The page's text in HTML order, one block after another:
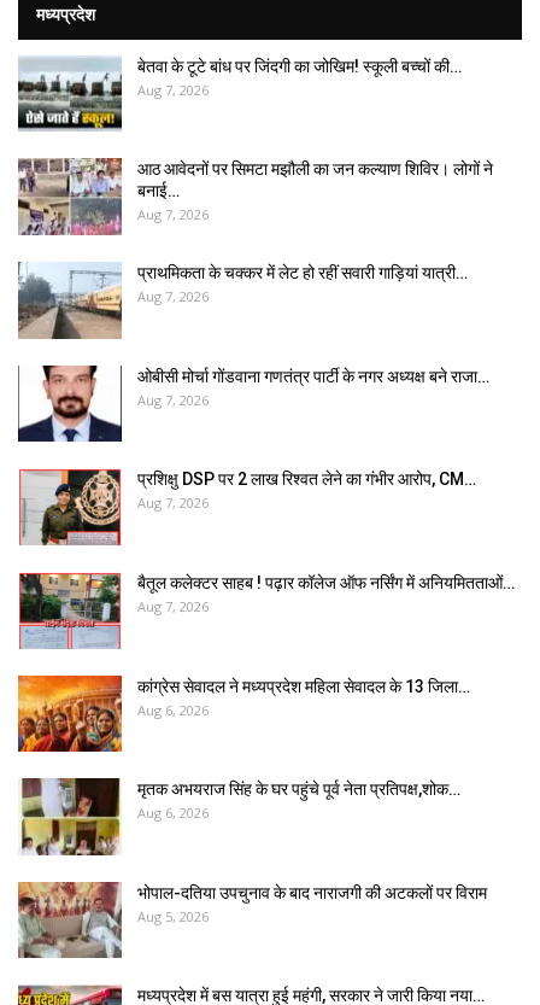
मध्यप्रदेश
बेतवा के टूटे बांध पर जिंदगी का जोखिम! स्कूली बच्चों की…
Aug 7, 2026
आठ आवेदनों पर सिमटा मझौली का जन कल्याण शिविर। लोगों ने
बनाई…
Aug 7, 2026
प्राथमिकता के चक्कर में लेट हो रहीं सवारी गाड़ियां यात्री…
Aug 7, 2026
ओबीसी मोर्चा गोंडवाना गणतंत्र पार्टी के नगर अध्यक्ष बने राजा…
Aug 7, 2026
प्रशिक्षु DSP पर ₹2 लाख रिश्वत लेने का गंभीर आरोप, CM…
Aug 7, 2026
बैतूल कलेक्टर साहब ! पढ़ार कॉलेज ऑफ नर्सिंग में अनियमितताओं…
Aug 7, 2026
कांग्रेस सेवादल ने मध्यप्रदेश महिला सेवादल के 13 जिला…
Aug 6, 2026
मृतक अभयराज सिंह के घर पहुंचे पूर्व नेता प्रतिपक्ष,शोक…
Aug 6, 2026
भोपाल-दतिया उपचुनाव के बाद नाराजगी की अटकलों पर विराम
Aug 5, 2026
मध्यप्रदेश में बस यात्रा हुई महंगी, सरकार ने जारी किया नया…